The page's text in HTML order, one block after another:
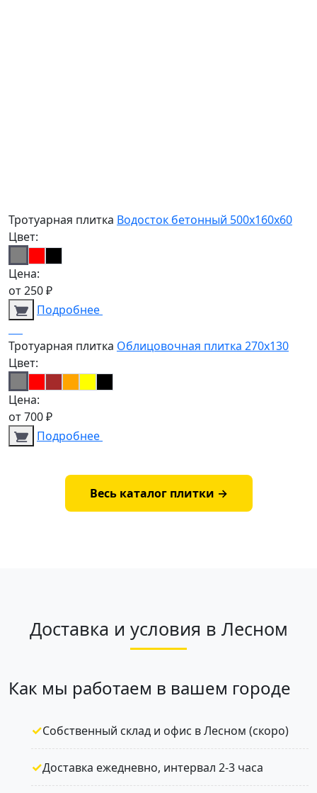
Тротуарная плитка Водосток бетонный 500х160х60
Цвет:
Цена:
от250₽
Подробнее
Тротуарная плитка Облицовочная плитка 270х130
Цвет:
Цена:
от700₽
Подробнее
Весь каталог плитки →
Доставка и условия в Лесном
Как мы работаем в вашем городе
Собственный склад и офис в Лесном (скоро)
Доставка ежедневно, интервал 2-3 часа